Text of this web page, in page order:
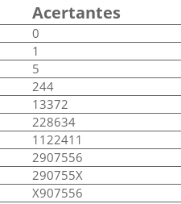
Acertantes
0
1
5
244
13372
228634
1122411
2907556
290755X
X907556